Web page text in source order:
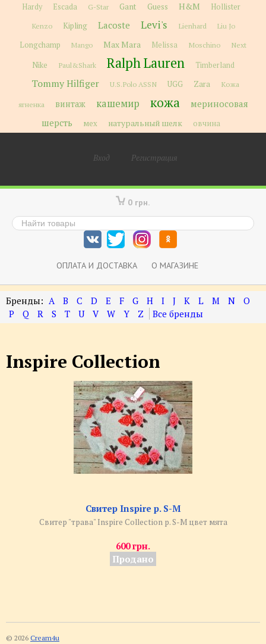
Hardy
Escada G-Star Gant Guess H&M Hollister
Kenzo Kipling Lacoste Levi's Lienhard Liu Jo
Longchamp Mango Max Mara Melissa Moschino
Next
Nike
Paul&Shark Ralph Lauren Timberland
Tommy Hilfiger U.S.Polo ASSN UGG Zara
Кожа
ягненка
винтаж кашемир кожа
мериносовая
шерсть
мех натуральный шелк овчина
Вход Регистрация
0 грн.
ОПЛАТА И ДОСТАВКА О МАГАЗИНЕ
A B C D E F G H I J K L M N
O
P
Q R S T U V W Y Z
Inspire Collection
Свитер Inspire р. S-M
Свитер "трава" Inspire Collection р. S-M цвет мята
600 грн.
Продано
© 2026 Cream4u